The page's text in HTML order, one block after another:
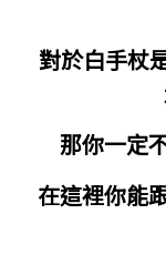
對於白手杖
那你一定
在這裡你能